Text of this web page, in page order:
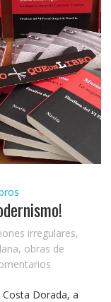
irregulares,
, obras de
Costa Dorada, a